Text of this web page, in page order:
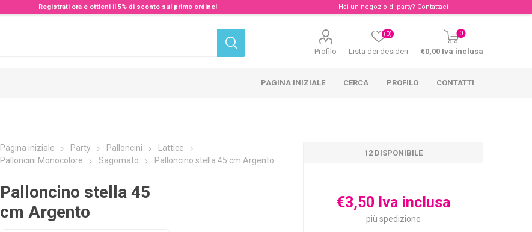
Registrati ora e ottieni il 5% di sconto sul primo ordine! Hai un negozio di party? Contattaci
Profilo Lista dei desideri
(0) 0
€0,00 Iva inclusa
PAGINA INIZIALE CERCA PROFILO CONTATTI
Pagina iniziale Party Palloncini
Lattice
Palloncini Monocolore
Sagomato Palloncino stella 45 cm Argento
Palloncino stella 45
cm Argento
12 DISPONIBILE
€3,50 Iva inclusa
più spedizione